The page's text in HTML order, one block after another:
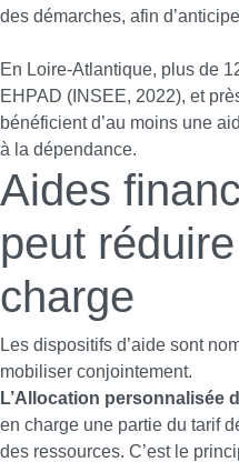
des démarches, afin
En Loire-Atlantique, plus de
EHPAD (INSEE, 2022), et
bénéficient d’au moins une
à la dépendance.
Aides
peut
charge
Les dispositifs d’aide sont
mobiliser conjointement.
L’Allocation personnalisée
en charge une partie du tarif
des ressources. C’est le